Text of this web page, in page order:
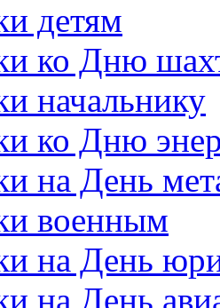
детям
ко Дню
начальнику
ко Дню
на День
военным
на День
на День